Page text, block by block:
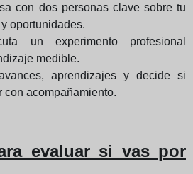
con dos personas clave sobre tu
oportunidades.
un experimento profesional
medible.
aprendizajes y decide si
con acompañamiento.
evaluar si vas por